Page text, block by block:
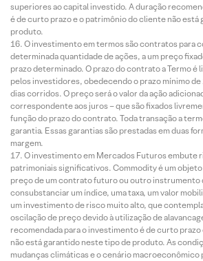
superiores ao capital investido. A duração
é de curto prazo e o patrimônio do cliente não
produto.
O investimento em termos são contratos para
determinada quantidade de ações, a um preço
prazo determinado. O prazo do contrato a Termo
pelos investidores, obedecendo o prazo mínimo de
dias corridos. O preço será o valor da ação
correspondente aos juros – que são fixados
função do prazo do contrato. Toda transação a
garantia. Essas garantias são prestadas em duas
margem.
O investimento em Mercados Futuros embute
patrimoniais significativos. Commodity é um
preço de um contrato futuro ou outro instrumento
consubstanciar um índice, uma taxa, um valor
um investimento de risco muito alto, que
oscilação de preço devido à utilização de
recomendada para o investimento é de curto
não está garantido neste tipo de produto. As
mudanças climáticas e o cenário macroeconômico